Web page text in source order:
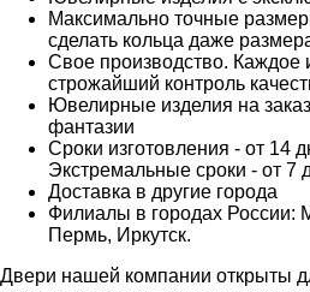
Максимально точные
сделать кольца даже
Свое производство. Каждое
строжайший контроль
Ювелирные изделия на
фантазии
Сроки изготовления - от 14
Экстремальные сроки - от 7
Доставка в другие города
Филиалы в городах России:
Пермь, Иркутск.
Двери нашей компании открыты